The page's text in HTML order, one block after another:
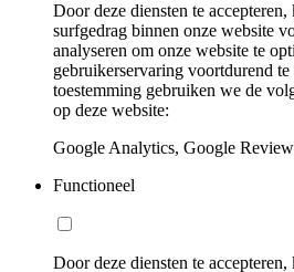
Door deze diensten te
surfgedrag binnen onze website
analyseren om onze website te
gebruikerservaring voortdurend
toestemming gebruiken we de
op deze website:
Google Analytics, Google
Functioneel
Door deze diensten te